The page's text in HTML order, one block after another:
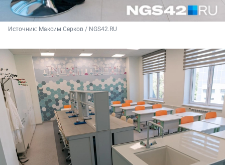
Источник: Максим Серков / NGS42.RU